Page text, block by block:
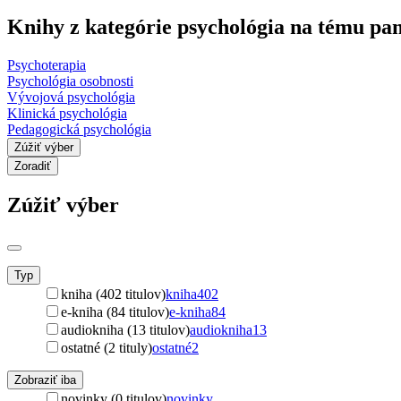
Knihy z kategórie psychológia na tému
Psychoterapia
Psychológia osobnosti
Vývojová psychológia
Klinická psychológia
Pedagogická psychológia
Zúžiť výber
Zoradiť
Zúžiť výber
Typ
kniha (402 titulov)kniha402
e-kniha (84 titulov)e-kniha84
audiokniha (13 titulov)audiokniha13
ostatné (2 tituly)ostatné2
Zobraziť iba